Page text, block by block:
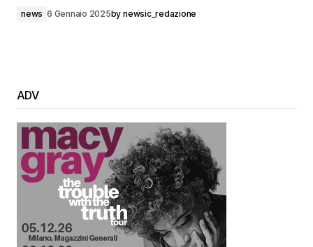
news 6 Gennaio 2025by newsic_redazione
ADV